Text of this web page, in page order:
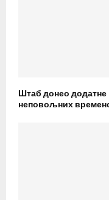
Штаб донео
неповољних